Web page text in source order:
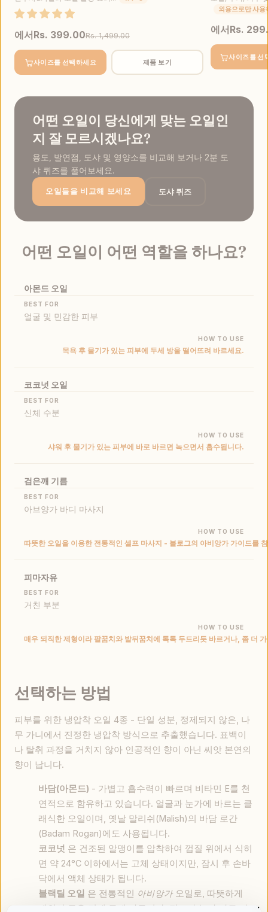
에서Rs. 399.00Rs. 1,499.00
사이즈를 선택하세요 제품 보기
외용으로만 사
에서Rs.
사이즈를 선
어떤 오일이 당신에게 맞는 오일인
지 잘 모르시겠나요?
용도, 발연점, 도샤 및 영양소를 비교해 보거나 2분 도
샤 퀴즈를 풀어보세요.
오일들을 비교해 보세요 도샤 퀴즈
어떤 오일이 어떤 역할을 하나요?
아몬드 오일
얼굴 및 민감한 피부
목욕 후 물기가 있는 피부에 두세 방울 떨어뜨려 바르세요.
코코넛 오일
신체 수분
샤워 후 물기가 있는 피부에 바로 바르면 녹으면서 흡수됩니다.
검은깨 기름
아브양가 바디 마사지
따뜻한 오일을 이용한 전통적인 셀프 마사지 - 블로그의 아비앙가 가이드를
피마자유
거친 부분
매우 되직한 제형이라 팔꿈치와 발뒤꿈치에 톡톡 두드리듯 바르거나, 좀 더
선택하는 방법
피부를 위한 냉압착 오일 4종 - 단일 성분, 정제되지 않은, 나
무 가니에서 진정한 냉압착 방식으로 추출했습니다. 표백이
나 탈취 과정을 거치지 않아 인공적인 향이 아닌 씨앗 본연의
향이 납니다.
바담(아몬드) - 가볍고 흡수력이 빠르며 비타민 E를 천
연적으로 함유하고 있습니다. 얼굴과 눈가에 바르는 클
래식한 오일이며, 옛날 말리쉬(Malish)의 바담 로간
(Badam Rogan)에도 사용됩니다.
코코넛 은 건조된 알맹이를 압착하여 껍질 위에서 식히
면 약 24°C 이하에서는 고체 상태이지만, 잠시 후 손바
닥에서 액체 상태가 됩니다.
블랙틸 오일 은 전통적인 아비앙가 오일로, 따뜻하게
데워서 목욕 전에 몸에 바릅니다. 점도가 높아 바른 자